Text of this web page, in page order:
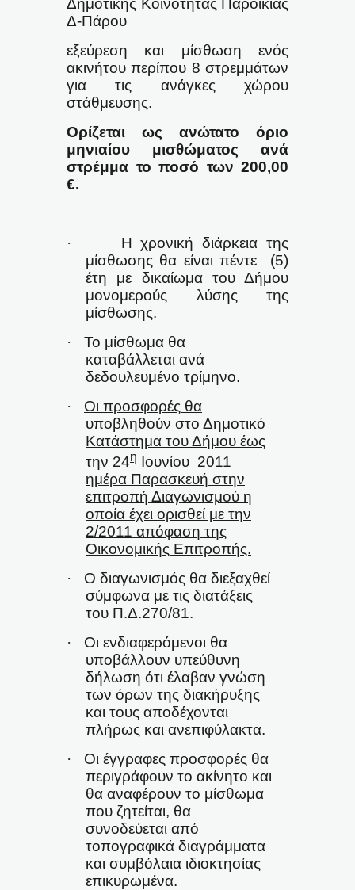
Δημοτικής Κοινότητας Παροικίας
Δ-Πάρου
εξεύρεση και μίσθωση ενός
ακινήτου περίπου 8 στρεμμάτων
για τις ανάγκες χώρου
στάθμευσης.
Ορίζεται ως ανώτατο όριο
μηνιαίου μισθώματος ανά
στρέμμα το ποσό των 200,00
€.
·
Η χρονική διάρκεια της
μίσθωσης θα είναι πέντε
(5)
έτη με δικαίωμα του Δήμου
μονομερούς λύσης της
μίσθωσης.
·
Το μίσθωμα θα
καταβάλλεται ανά
δεδουλευμένο τρίμηνο.
·
Οι προσφορές θα
υποβληθούν στο Δημοτικό
Κατάστημα του Δήμου έως
την 24η Ιουνίου 2011
ημέρα Παρασκευή στην
επιτροπή Διαγωνισμού η
οποία έχει ορισθεί με την
2/2011 απόφαση της
Οικονομικής Επιτροπής.
·
Ο διαγωνισμός θα διεξαχθεί
σύμφωνα με τις διατάξεις
του Π.Δ.270/81.
·
Οι ενδιαφερόμενοι θα
υποβάλλουν υπεύθυνη
δήλωση ότι έλαβαν γνώση
των όρων της διακήρυξης
και τους αποδέχονται
πλήρως και ανεπιφύλακτα.
·
Οι έγγραφες προσφορές θα
περιγράφουν το ακίνητο και
θα αναφέρουν το μίσθωμα
που ζητείται, θα
συνοδεύεται από
τοπογραφικά διαγράμματα
και συμβόλαια ιδιοκτησίας
επικυρωμένα.